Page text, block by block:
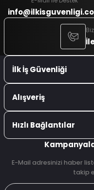
İlk İş Güvenliği
Alışveriş
Hızlı Bağlantılar
E-Mail adresinizi haber
takip